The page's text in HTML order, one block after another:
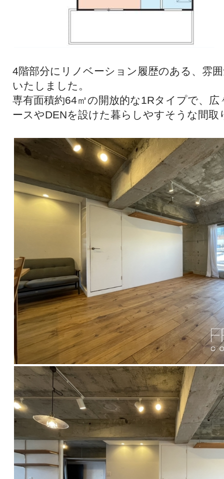
4階部分にリノベーション履歴のある、雰
いたしました。
専有面積約64㎡の開放的な1Rタイプで、
ースやDENを設けた暮らしやすそうな間取